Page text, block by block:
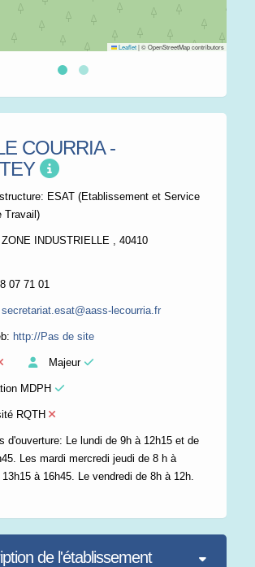
Leaflet|© OpenStreetMap contributors
COURRIA -
ESAT (Etablissement et Service
Travail)
INDUSTRIELLE , 40410
07 71 01
secretariat.esat@aass-lecourria.fr
http://Pas de site
Majeur
MDPH
RQTH
d'ouverture: Le lundi de 9h à 12h15 et de
Les mardi mercredi jeudi de 8 h à
à 16h45. Le vendredi de 8h à 12h.
de l'établissement